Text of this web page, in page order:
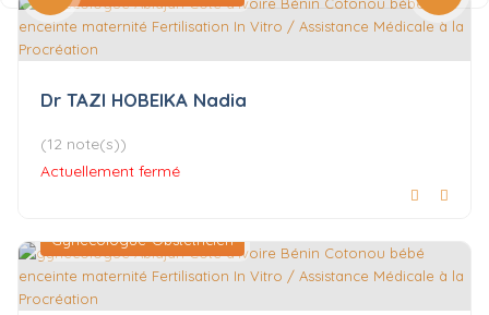
Dr TAZI HOBEIKA Nadia
(12 note(s))
Actuellement fermé
Gynécologue-Obstétricien